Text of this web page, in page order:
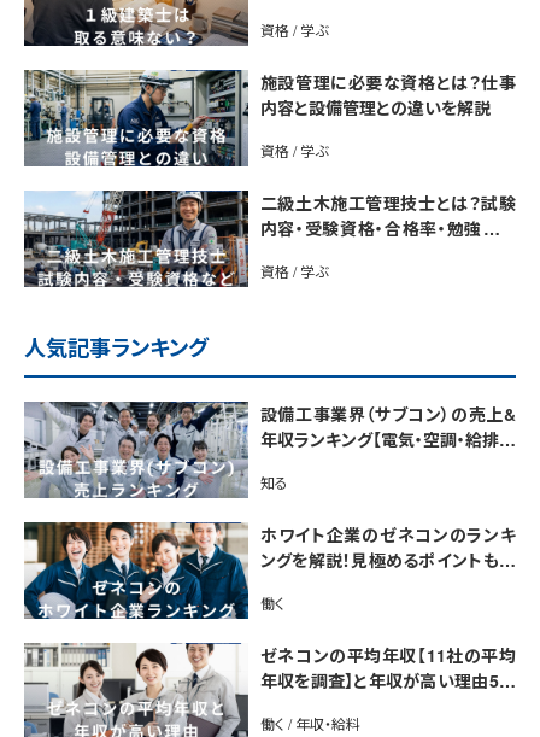
資格 / 学ぶ
施設管理に必要な資格とは？仕事
内容と設備管理との違いを解説
資格 / 学ぶ
二級土木施工管理技士とは？試験
内容・受験資格・合格率・勉強法を
資格 / 学ぶ
人気記事ランキング
設備工事業界（サブコン）の売上&
年収ランキング【電気・空調・給排水
市場規模も解説
知る
ホワイト企業のゼネコンのランキ
ングを解説！見極めるポイントも紹
働く
ゼネコンの平均年収【11社の平均
年収を調査】と年収が高い理由5選
働く / 年収・給料